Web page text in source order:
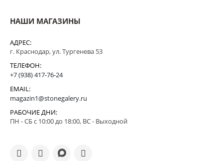
НАШИ МАГАЗИНЫ
АДРЕС:
г. Краснодар, ул. Тургенева 53
ТЕЛЕФОН:
+7 (938) 417-76-24
EMAIL:
magazin1@stonegalery.ru
РАБОЧИЕ ДНИ:
ПН - СБ с 10:00 до 18:00, ВС - Выходной